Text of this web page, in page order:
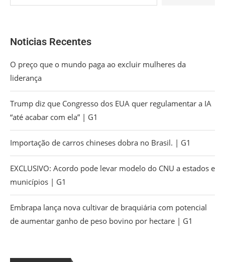
Noticias Recentes
O preço que o mundo paga ao excluir mulheres da
liderança
Trump diz que Congresso dos EUA quer regulamentar a IA
“até acabar com ela” | G1
Importação de carros chineses dobra no Brasil. | G1
EXCLUSIVO: Acordo pode levar modelo do CNU a estados e
municípios | G1
Embrapa lança nova cultivar de braquiária com potencial
de aumentar ganho de peso bovino por hectare | G1